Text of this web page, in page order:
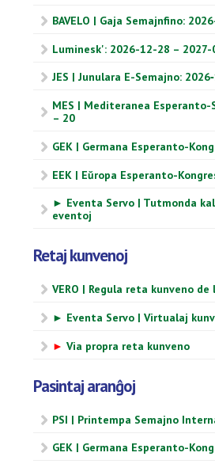
BAVELO | Gaja Semajnfino:
Luminesk': 2026-12-28 – 2027-
JES | Junulara E-Semajno:
MES | Mediteranea Esperanto-
– 20
GEK | Germana Esperanto-
EEK | Eŭropa Esperanto-
► Eventa Servo | Tutmonda
eventoj
Retaj kunvenoj
VERO | Regula reta kunveno
► Eventa Servo | Virtualaj
► Via propra reta kunveno
Pasintaj aranĝoj
PSI | Printempa Semajno
GEK | Germana Esperanto-